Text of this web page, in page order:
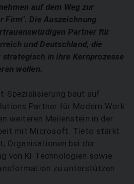
auf dem Weg zur
Firm". Die Auszeichnung
Partner für
und Deutschland, die
in ihre Kernprozesse
wollen.
Spezialisierung baut auf
Partner für Modern Work
weiteren Meilenstein in der
mit Microsoft. Tieto stärkt
Organisationen bei der
von KI-Technologien sowie
zu unterstützen.